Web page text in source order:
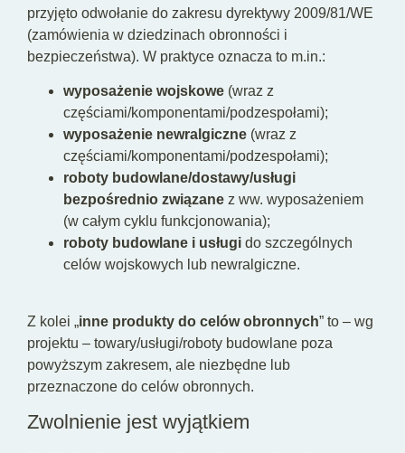
przyjęto odwołanie do zakresu dyrektywy 2009/81/WE
(zamówienia w dziedzinach obronności i
bezpieczeństwa). W praktyce oznacza to m.in.:
wyposażenie wojskowe (wraz z
częściami/komponentami/podzespołami);
wyposażenie newralgiczne (wraz z
częściami/komponentami/podzespołami);
roboty budowlane/dostawy/usługi
bezpośrednio związane z ww. wyposażeniem
(w całym cyklu funkcjonowania);
roboty budowlane i usługi do szczególnych
celów wojskowych lub newralgiczne.
Z kolei „inne produkty do celów obronnych” to – wg
projektu – towary/usługi/roboty budowlane poza
powyższym zakresem, ale niezbędne lub
przeznaczone do celów obronnych.
Zwolnienie jest wyjątkiem